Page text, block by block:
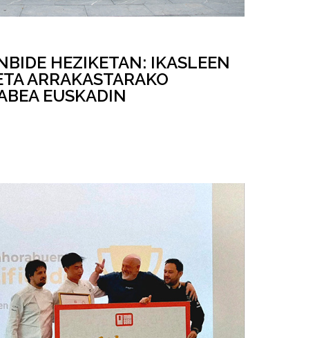
HEZIKETAN: IKASLEEN
ARRAKASTARAKO
EUSKADIN